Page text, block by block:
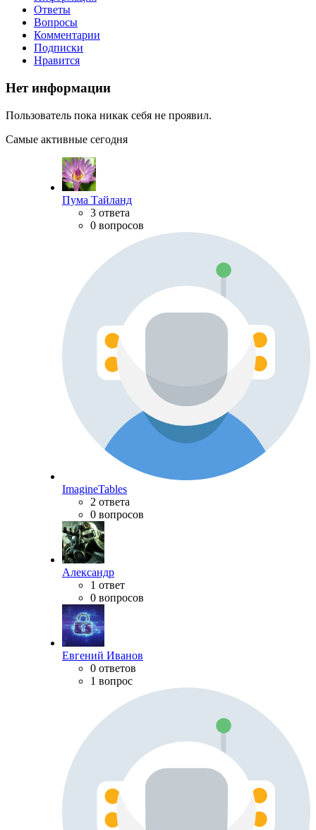
Ответы
Вопросы
Комментарии
Подписки
Нравится
Нет информации
Пользователь пока никак себя не проявил.
Самые активные сегодня
Пума Тайланд
3 ответа
0 вопросов
ImagineTables
2 ответа
0 вопросов
Александр
1 ответ
0 вопросов
Евгений Иванов
0 ответов
1 вопрос